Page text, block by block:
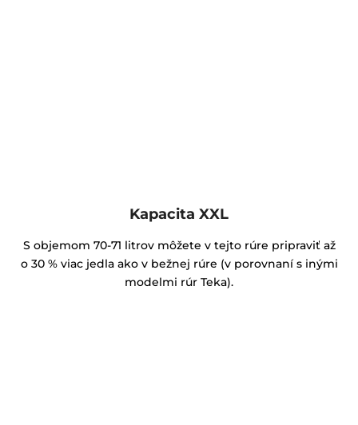
Kapacita XXL
S objemom 70-71 litrov môžete v tejto rúre pripraviť až
o 30 % viac jedla ako v bežnej rúre (v porovnaní s inými
modelmi rúr Teka).